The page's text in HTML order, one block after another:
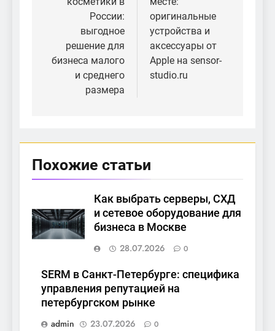
России:
выгодное
решение для
бизнеса малого
и среднего
размера
оригинальные
устройства и
аксессуары от
Apple на sensor-
studio.ru
Похожие статьи
Как выбрать серверы, СХД
и сетевое оборудование для
бизнеса в Москве
28.07.2026
0
SERM в Санкт-Петербурге: специфика
управления репутацией на
петербургском рынке
admin
23.07.2026 0